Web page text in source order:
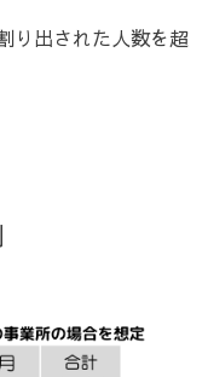
り出された人数を超